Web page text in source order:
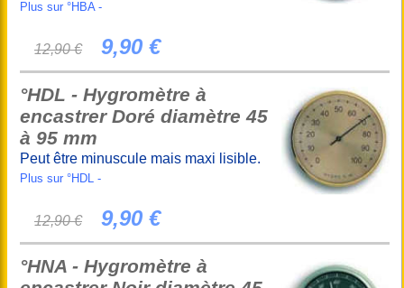
Plus sur °HBA -
12,90 € 9,90 €
°HDL - Hygromètre à
encastrer Doré diamètre 45
à 95 mm
Peut être minuscule mais maxi lisible.
Plus sur °HDL -
12,90 € 9,90 €
°HNA - Hygromètre à